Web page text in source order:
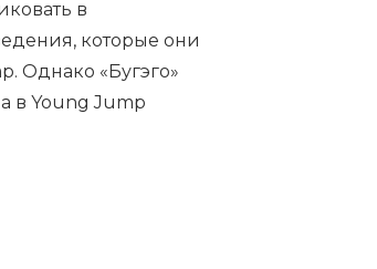
в
которые они
Однако «Бугэго»
в Young Jump